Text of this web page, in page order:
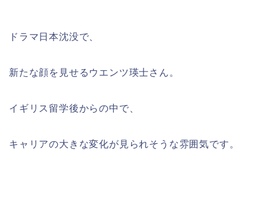
ドラマ日本沈没で、
新たな顔を見せるウエンツ瑛士さん。
イギリス留学後からの中で、
キャリアの大きな変化が見られそうな雰囲気です。